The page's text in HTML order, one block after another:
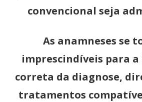
convencional seja
As anamneses se
imprescindíveis para
correta da diagnose,
tratamentos